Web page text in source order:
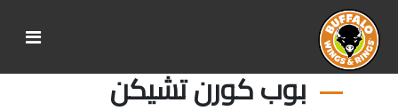
بوب كورن تشيكن